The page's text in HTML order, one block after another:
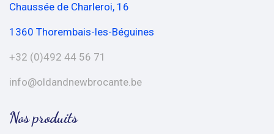
Chaussée de Charleroi, 16
1360 Thorembais-les-Béguines
+32 (0)492 44 56 71
info@oldandnewbrocante.be
Nos produits